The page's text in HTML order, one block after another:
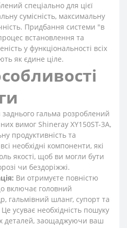
спеціально для цієї
сумісність, максимальну
Придбання системи "в
встановлення та
у функціональності всіх
як єдине ціле.
заднього гальма розроблений
вимог Shineray XY150ST-3A,
продуктивність та
необхідні компоненти, які
якості, щоб ви могли бути
чи бездоріжжі.
Ви отримуєте повністю
включає головний
гальмівний шланг, супорт та
усуває необхідність пошуку
деталей, заощаджуючи ваш